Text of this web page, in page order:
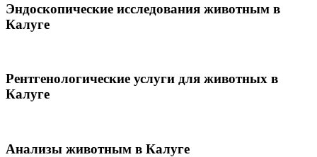
Эндоскопические исследования животным в
Калуге
Рентгенологические услуги для животных в
Калуге
Анализы животным в Калуге